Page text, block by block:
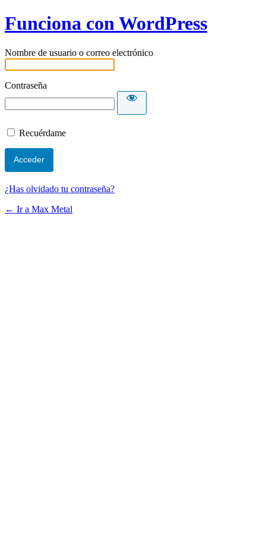
Funciona con WordPress
Nombre de usuario o correo electrónico
Contraseña
Recuérdame
¿Has olvidado tu contraseña?
← Ir a Max Metal